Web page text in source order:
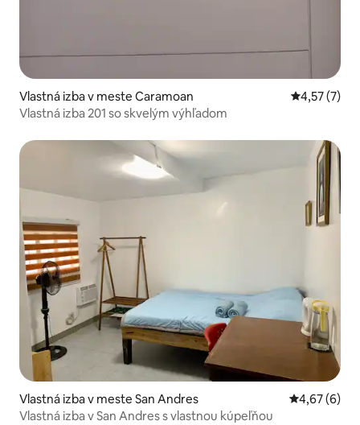
Vlastná izba v meste Caramoan Priemerné
4,57 (7)
Vlastná izba 201 so skvelým výhľadom
Vlastná izba v meste San Andres Priemerné
4,67 (6)
Vlastná izba v San Andres s vlastnou kúpeľňou